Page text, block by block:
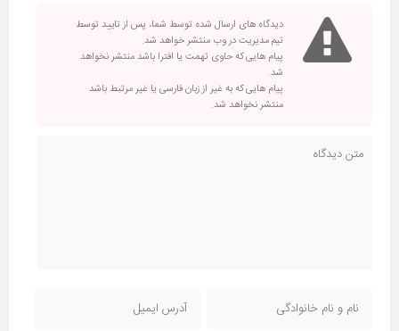
دیدگاه های ارسال شده توسط شما، پس از تایید توسط
تیم مدیریت در وب منتشر خواهد شد.
پیام هایی که حاوی تهمت یا افترا باشد منتشر نخواهد
شد.
پیام هایی که به غیر از زبان فارسی یا غیر مرتبط باشد
منتشر نخواهد شد.